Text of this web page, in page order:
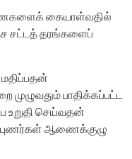
கையாள்வதில்
சட்டத் தரங்களைப்
முழுவதும் பாதிக்கப்பட்ட
உறுதி செய்வதன்
ஆணைக்குழு